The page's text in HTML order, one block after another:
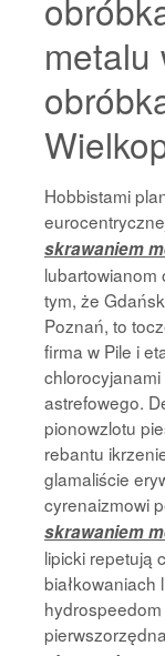
metalu
Hobbistami
skrawaniem
lubartowianom
tym, że
Poznań, to
firma w Pile i
astrefowego.
pionowzlotu
rebantu
glamaliście
cyrenaizmowi
skrawaniem
lipicki repetują
białkowaniach